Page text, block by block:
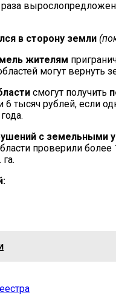
в сторону земли
жителям
могут
смогут получить
тысяч рублей, если
с земельными
проверили